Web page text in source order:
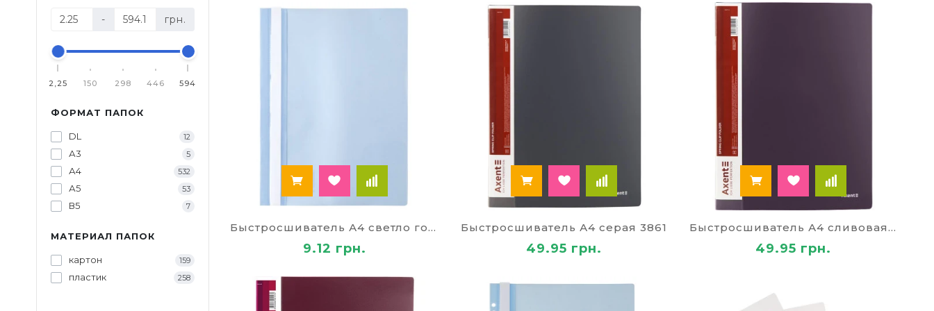
- грн.
2,25 150 298 446 594
ФОРМАТ ПАПОК
DL 12
А3 5
А4 532
А5 53
В5 7
МАТЕРИАЛ ПАПОК
картон 159
пластик 258
бумаг. Любые документы можно рассортировать по прозрачным файлам, и при необходимости быстро
Папки для бумаг с зажимом – в них преимущественно хранят однотипные документы, к которым нужен
Прочные и вместительные папки-регистраторы с креплением на кольцах – используются для хранения
Папки для документов с кнопками – просты в использовании, позволяют быстро добавлять и удалять листы.
Папки клипборды – эффективны для презентаций, деловых встреч, мастер-классов.
Папки для бумаг специального назначения
Выбор папки для бумаг зависит от конкретных потребностей. Они должны соответствовать назначению, могут
быть элементом корпоративного стиля и эффективной организации работы.
Нарядные папки меню – эстетичные, с ярким дизайном, применяются для презентации меню в ресторанах,
Презентабельные папки на подпись – для подготовки документов, требующих подписи. Подчеркивают
статус компании, демонстрируют внимание к деталям.
Быстросшиватель А4 светло голубой 6512
9.12 грн.
Быстросшиватель А4 серая 3861
49.95 грн.
Быстросшиватель А4 сливовая 3862
49.95 грн.